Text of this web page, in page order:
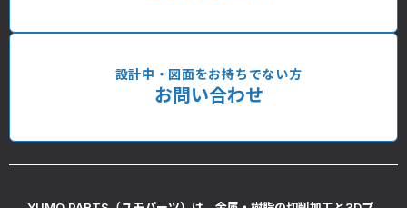
設計中・図面をお持ちでない方
お問い合わせ